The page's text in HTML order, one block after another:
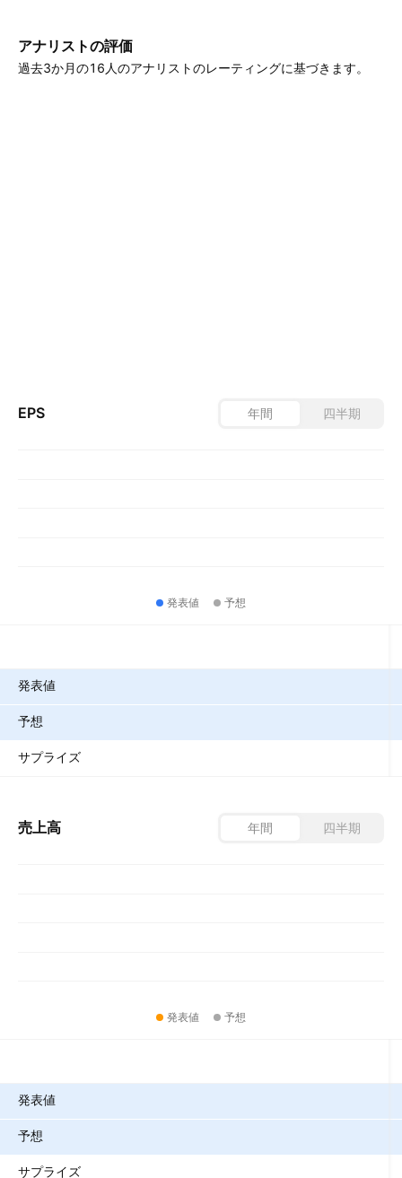
アナリストの評価
過去3か月の16人のアナリストのレーティングに基づきます。
EPS 年間 四半期
発表値 予想
発表値
予想
サプライズ
売上高 年間 四半期
発表値 予想
発表値
予想
サプライズ